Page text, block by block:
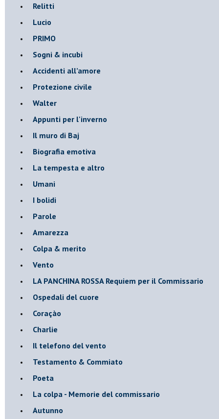
Relitti
Lucio
PRIMO
Sogni & incubi
Accidenti all’amore
Protezione civile
Walter
Appunti per l'inverno
Il muro di Baj
Biografia emotiva
La tempesta e altro
Umani
I bolidi
Parole
Amarezza
Colpa & merito
Vento
​LA PANCHINA ROSSA Requiem per il Commissario
Ospedali del cuore
Coraçào
Charlie
Il telefono del vento
Testamento & Commiato
Poeta
​La colpa - Memorie del commissario
Autunno